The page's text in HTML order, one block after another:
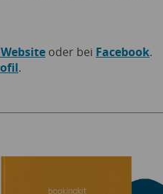
oder bei Facebook.
.